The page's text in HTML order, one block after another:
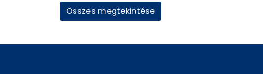
Összes megtekintése